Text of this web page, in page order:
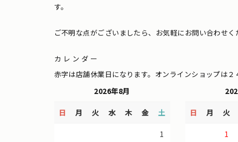
す。
ご不明な点がございましたら、お気軽にお問い合わせく
カレンダー
赤字は店舗休業日になります。オンラインショップは
2026年8月
日 月 火 水 木 金 土
1
日 月 火
1